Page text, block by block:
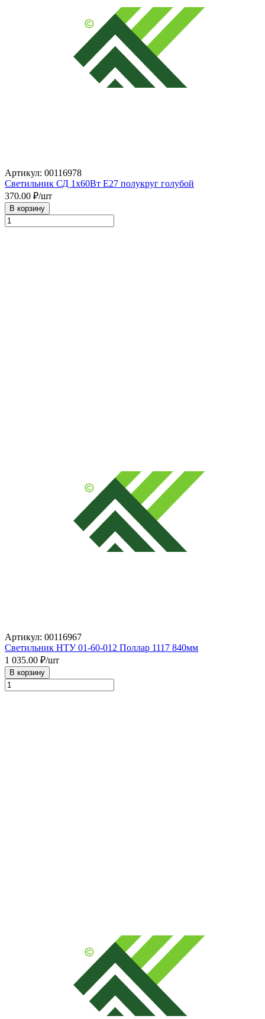
Артикул: 00116978
Светильник СД 1х60Вт Е27 полукруг голубой
370.00 ₽/шт
В корзину
Артикул: 00116967
Светильник НТУ 01-60-012 Поллар 1117 840мм
1 035.00 ₽/шт
В корзину